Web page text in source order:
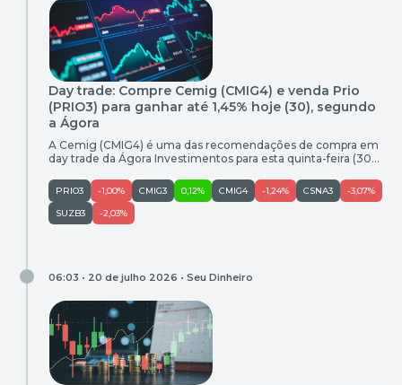
Day trade: Compre Cemig (CMIG4) e venda Prio
(PRIO3) para ganhar até 1,45% hoje (30), segundo
a Ágora
A Cemig (CMIG4) é uma das recomendações de compra em
day trade da Ágora Investimentos para esta quinta-feira (30).
feira (29) cotadas a R$ 11,00. O potencial de ganho é de 1,45%
e o stop sugerido é de R$ 10,95. Compra Empresa Ticker
Entrada (R$) Objetivo […]
PRIO3 -1,00% CMIG3 0,12% CMIG4 -1,24% CSNA3
-3,07%
SUZB3
-2,03%
06:03 • 20 de julho 2026 • Seu Dinheiro